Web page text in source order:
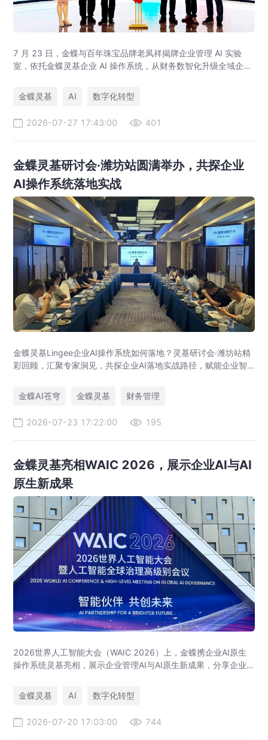
7 月 23 日，金蝶与百年珠宝品牌老凤祥揭牌企业管理 AI 实验
室，依托金蝶灵基企业 AI 操作系统，从财务数智化升级全域企业
链、AI 设计全场景。
金蝶灵基 AI 数字化转型
2026-07-27 17:43:00 401
金蝶灵基研讨会·潍坊站圆满举办，共探企业
AI操作系统落地实战
金蝶灵基Lingee企业AI操作系统如何落地？灵基研讨会·潍坊站精
彩回顾，汇聚专家洞见，共探企业AI落地实战路径，赋能企业智
金蝶AI苍穹
金蝶灵基 财务管理
2026-07-23 17:22:00 195
金蝶灵基亮相WAIC 2026，展示企业AI与AI
原生新成果
2026世界人工智能大会（WAIC 2026）上，金蝶携企业AI原生
操作系统灵基亮相，展示企业管理AI与AI原生新成果，分享企业
金蝶灵基
AI 数字化转型
2026-07-20 17:03:00 744